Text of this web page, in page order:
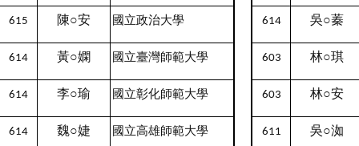
615 陳○安 國立政治大學 614 吳○蓁
614 黃○嫻 國立臺灣師範大學 603 林○琪
614 李○瑜 國立彰化師範大學 603 林○安
614 魏○婕 國立高雄師範大學 611 吳○洳